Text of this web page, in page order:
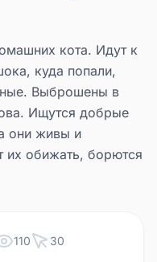
кота. Идут к
куда попали,
Выброшены в
Ищутся добрые
они живы и
их обижать, борются
110 30